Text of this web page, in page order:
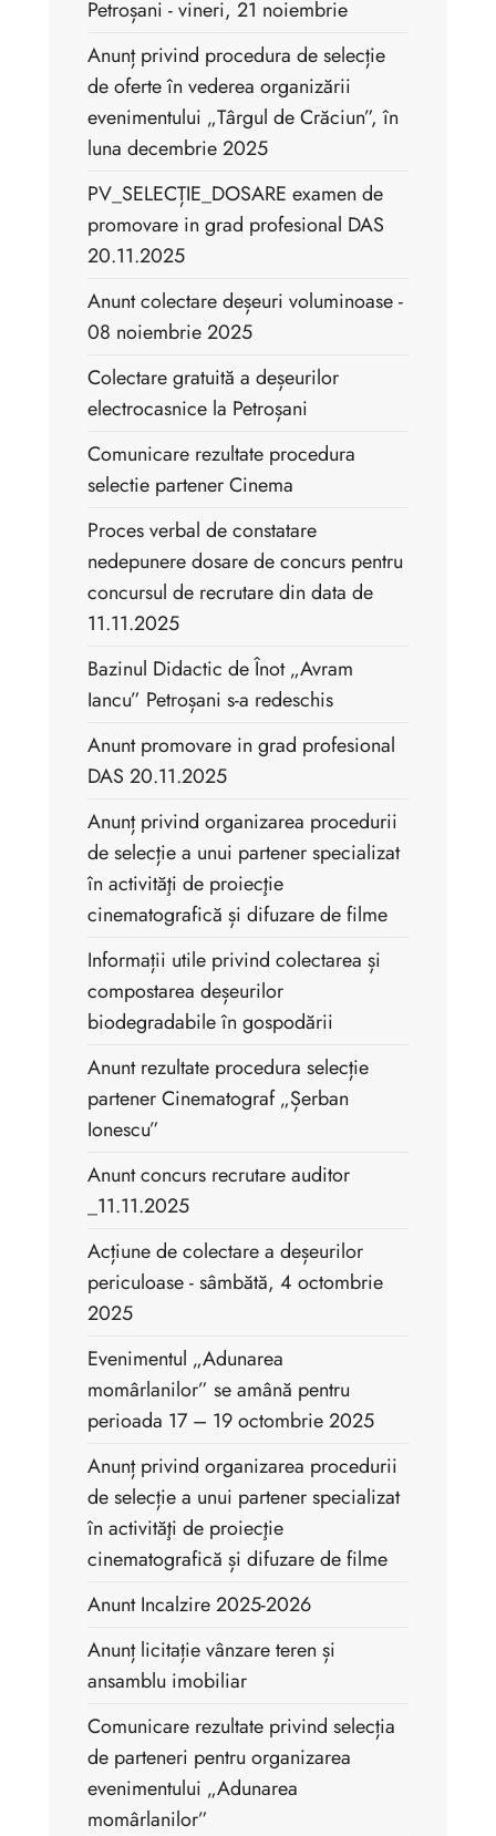
Petroșani - vineri, 21 noiembrie
Anunț privind procedura de selecție
de oferte în vederea organizării
evenimentului „Târgul de Crăciun”, în
luna decembrie 2025
PV_SELECȚIE_DOSARE examen de
promovare in grad profesional DAS
20.11.2025
Anunt colectare deșeuri voluminoase -
08 noiembrie 2025
Colectare gratuită a deșeurilor
electrocasnice la Petroșani
Comunicare rezultate procedura
selectie partener Cinema
Proces verbal de constatare
nedepunere dosare de concurs pentru
concursul de recrutare din data de
11.11.2025
Bazinul Didactic de Înot „Avram
Iancu” Petroșani s-a redeschis
Anunt promovare in grad profesional
DAS 20.11.2025
Anunț privind organizarea procedurii
de selecție a unui partener specializat
în activităţi de proiecţie
cinematografică și difuzare de filme
Informații utile privind colectarea și
compostarea deșeurilor
biodegradabile în gospodării
Anunt rezultate procedura selecție
partener Cinematograf „Șerban
Ionescu”
Anunt concurs recrutare auditor
_11.11.2025
Acțiune de colectare a deșeurilor
periculoase - sâmbătă, 4 octombrie
2025
Evenimentul „Adunarea
momârlanilor” se amână pentru
perioada 17 – 19 octombrie 2025
Anunț privind organizarea procedurii
de selecție a unui partener specializat
în activităţi de proiecţie
cinematografică și difuzare de filme
Anunt Incalzire 2025-2026
Anunț licitație vânzare teren și
ansamblu imobiliar
Comunicare rezultate privind selecția
de parteneri pentru organizarea
evenimentului „Adunarea
momârlanilor”